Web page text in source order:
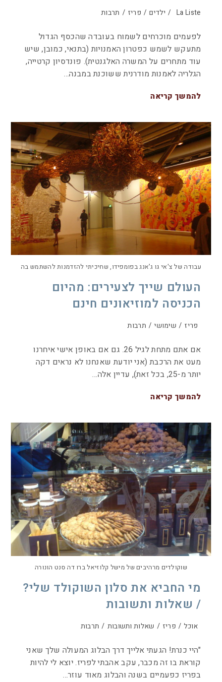
La Liste
/ ילדים / פריז / תרבות
לפעמים מוכרחים לשמוח בעובדה שהכסף הגדול
מתעקש לשמש כפטרון האמנויות (בתנאי, כמובן, שיש
עוד מתחרים על המשרה האלגנטית). פונדסיון קרטייה,
הגלריה לאמנות מודרנית ששוכנת במבנה…
להמשך קריאה
עבודה של צ'אי גו ג'אנג בפומפידו, שחיכיתי להזדמנות להשתמש בה
העולם שייך לצעירים: מהיום
הכניסה למוזיאונים חינם
פריז / שימושי / תרבות
אם אתם מתחת לגיל 26. גם אם באופן אישי איחרנו
מעט את הרכבת (אני יודעת שאנחנו לא נראים דקה
יותר מ-25, בכל זאת), עדיין אלה…
להמשך קריאה
שוקולדים מרהיבים של מישל קלוזיאל ברו דה סנט הונורה
מי החביא את סלון השוקולד שלי?
/ שאלות ותשובות
אוכל / פריז / שאלות ותשובות / תרבות
"היי כנרת! הגעתי אלייך דרך הבלוג המעולה שלך שאני
קוראת בו זה מכבר, עקב אהבתי לפריז. יוצא לי להיות
בפריז כפעמיים בשנה והבלוג מאוד עוזר…